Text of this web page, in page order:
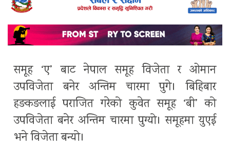
समूह ‘ए’ बाट नेपाल समूह विजेता र ओमान
उपविजेता बनेर अन्तिम चारमा पुगे। बिहिबार
हङकङलाई पराजित गरेको कुवेत समूह ‘बी’ को
उपविजेता बनेर अन्तिम चारमा पुग्यो। समूहमा युएई
भने विजेता बन्यो।